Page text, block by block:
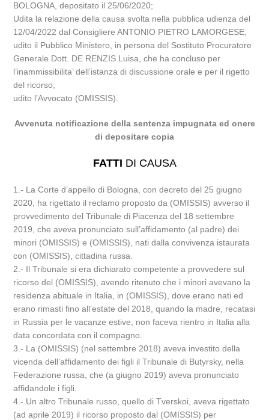
BOLOGNA, depositato il 25/06/2020;
Udita la relazione della causa svolta nella pubblica udienza del
12/04/2022 dal Consigliere ANTONIO PIETRO LAMORGESE;
udito il Pubblico Ministero, in persona del Sostituto Procuratore
Generale Dott. DE RENZIS Luisa, che ha concluso per
l’inammissibilita’ dell’istanza di discussione orale e per il rigetto
del ricorso;
udito l’Avvocato (OMISSIS).
Avvenuta notificazione della sentenza impugnata ed onere
di depositare copia
FATTI DI CAUSA
1.- La Corte d’appello di Bologna, con decreto del 25 giugno
2020, ha rigettato il reclamo proposto da (OMISSIS) avverso il
provvedimento del Tribunale di Piacenza del 18 settembre
2019, che aveva pronunciato sull’affidamento (al padre) dei
minori (OMISSIS) e (OMISSIS), nati dalla convivenza istaurata
con (OMISSIS), cittadina russa.
2.- Il Tribunale si era dichiarato competente a provvedere sul
ricorso del (OMISSIS), avendo ritenuto che i minori avevano la
residenza abituale in Italia, in (OMISSIS), dove erano nati ed
erano rimasti fino all’estate del 2018, quando la madre, recatasi
in Russia per le vacanze estive, non faceva rientro in Italia alla
data concordata con il compagno.
3.- La (OMISSIS) (nel settembre 2018) aveva investito della
vicenda dell’affidamento dei figli il Tribunale di Butyrsky, nella
Federazione russa, che (a giugno 2019) aveva pronunciato
affidandole i figli.
4.- Un altro Tribunale russo, quello di Tverskoi, aveva rigettato
(ad aprile 2019) il ricorso proposto dal (OMISSIS) per